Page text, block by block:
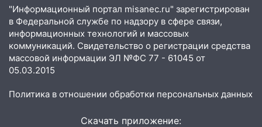
18:00 Мотофристайл, рок и силовой
экстрим: в Ульяновске пройдет
большой фестиваль «Наше время»
17:30
Где есть бензин в Ульяновске 5
августа после рабочего дня: список АЗС
17:05
«Обыск» по видеосвязи: в
Ульяновске задержали 19-летнюю
сообщницу мошенников
"Информационный портал misanec.ru" зарегистрирован
в Федеральной службе по надзору в сфере связи,
информационных технологий и массовых
коммуникаций. Свидетельство о регистрации средства
массовой информации ЭЛ №ФС 77 - 61045 от
05.03.2015
Политика в отношении обработки персональных данных
Скачать приложение: